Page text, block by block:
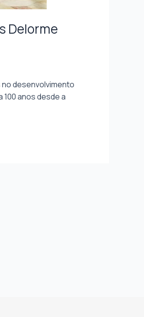
Delorme
desenvolvimento
anos desde a